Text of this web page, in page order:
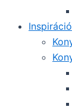
Inspiráció